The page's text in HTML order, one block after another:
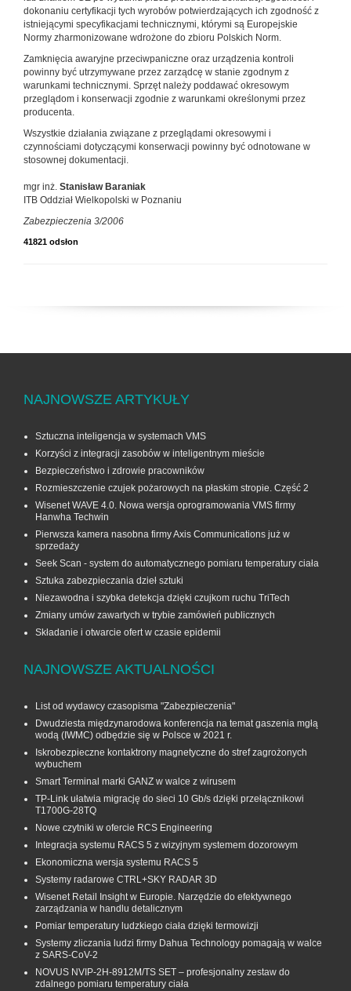
dokonaniu certyfikacji tych wyrobów potwierdzających ich zgodność z
istniejącymi specyfikacjami technicznymi, którymi są Europejskie
Normy zharmonizowane wdrożone do zbioru Polskich Norm.
Zamknięcia awaryjne przeciwpaniczne oraz urządzenia kontroli
powinny być utrzymywane przez zarządcę w stanie zgodnym z
warunkami technicznymi. Sprzęt należy poddawać okresowym
przeglądom i konserwacji zgodnie z warunkami określonymi przez
producenta.
Wszystkie działania związane z przeglądami okresowymi i
czynnościami dotyczącymi konserwacji powinny być odnotowane w
stosownej dokumentacji.
mgr inż. Stanisław Baraniak
ITB Oddział Wielkopolski w Poznaniu
Zabezpieczenia 3/2006
41821 odsłon
NAJNOWSZE ARTYKUŁY
Sztuczna inteligencja w systemach VMS
Korzyści z integracji zasobów w inteligentnym mieście
Bezpieczeństwo i zdrowie pracowników
Rozmieszczenie czujek pożarowych na płaskim stropie. Część 2
Wisenet WAVE 4.0. Nowa wersja oprogramowania VMS firmy
Hanwha Techwin
Pierwsza kamera nasobna firmy Axis Communications już w
sprzedaży
Seek Scan - system do automatycznego pomiaru temperatury ciała
Sztuka zabezpieczania dzieł sztuki
Niezawodna i szybka detekcja dzięki czujkom ruchu TriTech
Zmiany umów zawartych w trybie zamówień publicznych
Składanie i otwarcie ofert w czasie epidemii
NAJNOWSZE AKTUALNOŚCI
List od wydawcy czasopisma "Zabezpieczenia"
Dwudziesta międzynarodowa konferencja na temat gaszenia mgłą
wodą (IWMC) odbędzie się w Polsce w 2021 r.
Iskrobezpieczne kontaktrony magnetyczne do stref zagrożonych
wybuchem
Smart Terminal marki GANZ w walce z wirusem
TP-Link ułatwia migrację do sieci 10 Gb/s dzięki przełącznikowi
T1700G‑28TQ
Nowe czytniki w ofercie RCS Engineering
Integracja systemu RACS 5 z wizyjnym systemem dozorowym
Ekonomiczna wersja systemu RACS 5
Systemy radarowe CTRL+SKY RADAR 3D
Wisenet Retail Insight w Europie. Narzędzie do efektywnego
zarządzania w handlu detalicznym
Pomiar temperatury ludzkiego ciała dzięki termowizji
Systemy zliczania ludzi firmy Dahua Technology pomagają w walce
z SARS-CoV-2
NOVUS NVIP-2H-8912M/TS SET – profesjonalny zestaw do
zdalnego pomiaru temperatury ciała